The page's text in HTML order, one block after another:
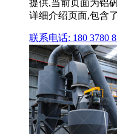
提供,当前页面为铝
详细介绍页面,包含
联系电话: 180 3780